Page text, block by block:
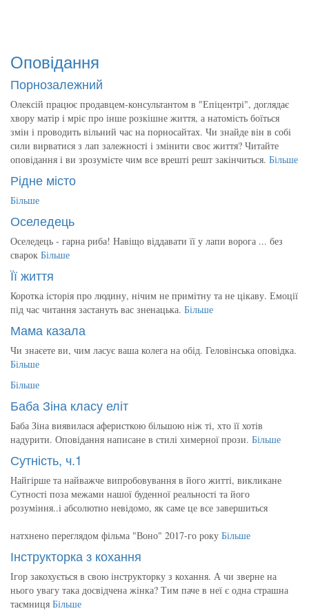
Оповідання
Порнозалежний
Олексій працює продавцем-консультантом в "Епіцентрі", доглядає
хвору матір і мріє про інше розкішне життя, а натомість боїться
змін і проводить вільний час на порносайтах. Чи знайде він в собі
сили вирватися з лап залежності і змінити своє життя? Читайте
оповідання і ви зрозумієте чим все врешті решт закінчиться. Більше
Рідне місто
Більше
Оселедець
Оселедець - гарна риба! Навіщо віддавати її у лапи ворога ... без
сварок Більше
Її життя
Коротка історія про людину, нічим не примітну та не цікаву. Емоції
під час читання застануть вас зненацька. Більше
Мама казала
Чи знаєете ви, чим ласує ваша колега на обід. Геловінська оповідка.
Більше
Більше
Баба Зіна класу еліт
Баба Зіна виявилася аферисткою більшою ніж ті, хто її хотів
надурити. Оповідання написане в стилі химерної прози. Більше
Сутність, ч.1
Найгірше та найважче випробовування в його житті, викликане
Сутності поза межами нашої буденної реальності та його
розуміння..і абсолютно невідомо, як саме це все завершиться
натхнено переглядом фільма "Воно" 2017-го року Більше
Інструкторка з кохання
Ігор закохується в свою інструкторку з кохання. А чи зверне на
нього увагу така досвідчена жінка? Тим паче в неї є одна страшна
таємниця Більше